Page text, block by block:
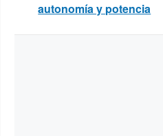
autonomía y potencia